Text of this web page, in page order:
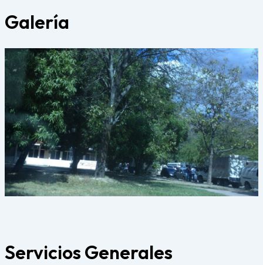
Galería
Servicios Generales